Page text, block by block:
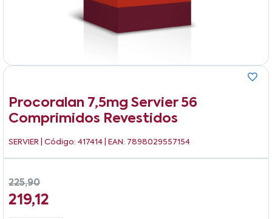
Procoralan 7,5mg Servier 56
Comprimidos Revestidos
SERVIER | Código: 417414 | EAN: 7898029557154
225,90
219,12